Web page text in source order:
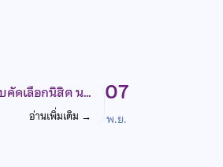
07
พ.ย.
คัดเลือกนิสิต น…
อ่านเพิ่มเติม →